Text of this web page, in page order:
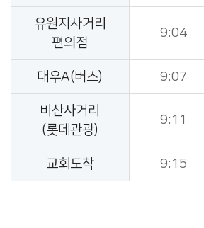
유원지사거리
편의점
9:04
대우A(버스) 9:07
비산사거리
(롯데관광)
9:11
교회도착 9:15